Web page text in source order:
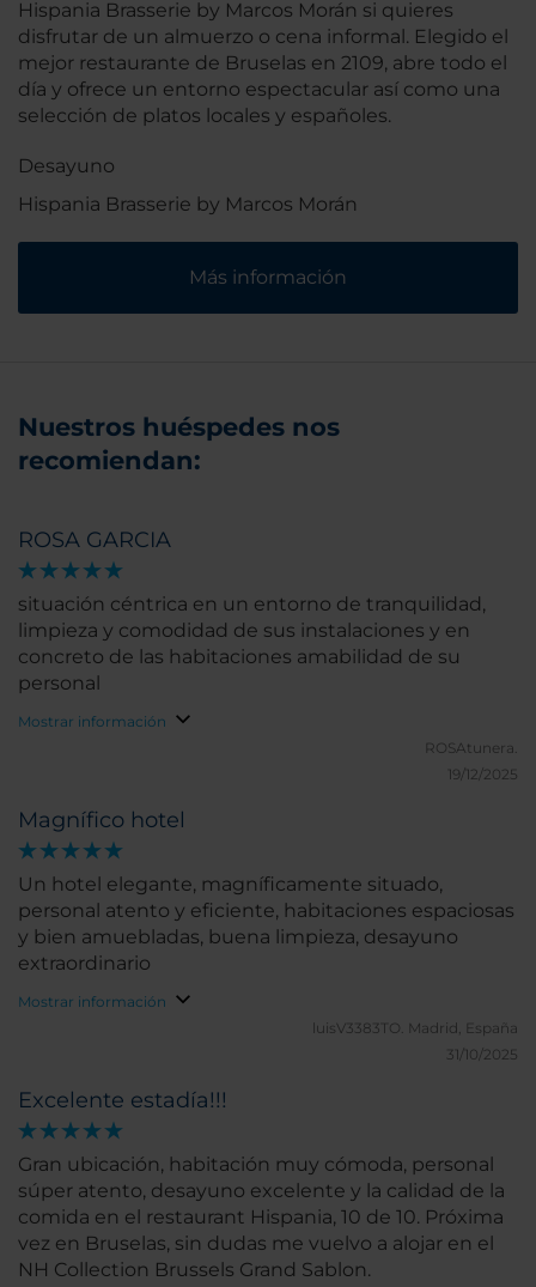
Hispania Brasserie by Marcos Morán si quieres
disfrutar de un almuerzo o cena informal. Elegido el
mejor restaurante de Bruselas en 2109, abre todo el
día y ofrece un entorno espectacular así como una
selección de platos locales y españoles.
Desayuno
Hispania Brasserie by Marcos Morán
Más información
Nuestros huéspedes nos
recomiendan:
ROSA GARCIA
situación céntrica en un entorno de tranquilidad,
limpieza y comodidad de sus instalaciones y en
concreto de las habitaciones amabilidad de su
personal
Mostrar información
ROSAtunera.
19/12/2025
Magnífico hotel
Un hotel elegante, magníficamente situado,
personal atento y eficiente, habitaciones espaciosas
y bien amuebladas, buena limpieza, desayuno
extraordinario
Mostrar información
luisV3383TO. Madrid, España
31/10/2025
Excelente estadía!!!
Gran ubicación, habitación muy cómoda, personal
súper atento, desayuno excelente y la calidad de la
comida en el restaurant Hispania, 10 de 10. Próxima
vez en Bruselas, sin dudas me vuelvo a alojar en el
NH Collection Brussels Grand Sablon.